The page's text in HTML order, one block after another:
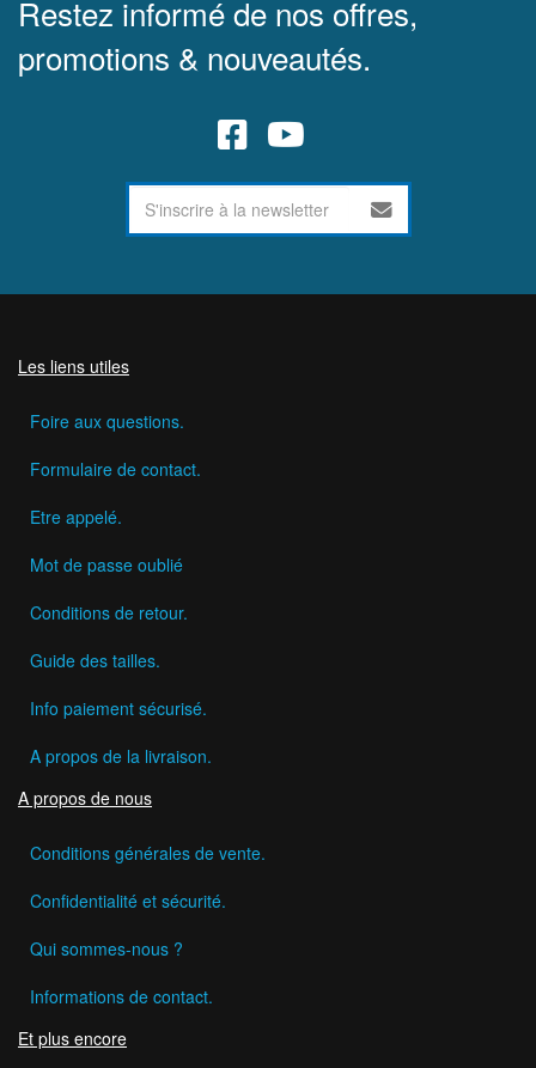
Restez informé de nos offres,
promotions & nouveautés.
Les liens utiles
Foire aux questions.
Formulaire de contact.
Etre appelé.
Mot de passe oublié
Conditions de retour.
Guide des tailles.
Info paiement sécurisé.
A propos de la livraison.
A propos de nous
Conditions générales de vente.
Confidentialité et sécurité.
Qui sommes-nous ?
Informations de contact.
Et plus encore